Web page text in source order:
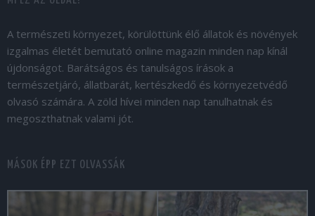
A természeti környezet, körülöttünk élő állatok és növények
izgalmas életét bemutató online magazin minden nap kínál
újdonságot. Barátságos és tanulságos írások a
természetjáró, állatbarát, kertészkedő és környezetvédő
olvasó számára. A zöld hívei minden nap tanulhatnak és
megoszthatnak valami jót.
MÁSOK ÉPP EZT OLVASSÁK